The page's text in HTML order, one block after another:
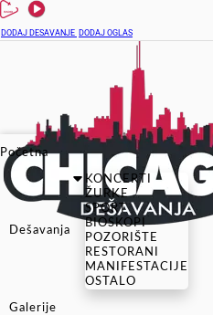
DODAJ DESAVANJE DODAJ OGLAS
Početna
Dešavanja
KONCERTI
ŽURKE
SPORT
BIOSKOPI
POZORIŠTE
RESTORANI
MANIFESTACIJE
OSTALO
Galerije